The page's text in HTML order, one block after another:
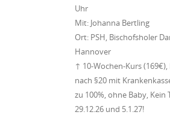
Uhr
Mit: Johanna Bertling
Ort: PSH, Bischofsholer
Hannover
↑ 10-Wochen-Kurs
nach §20 mit
zu 100%, ohne Baby, Kein
29.12.26 und 5.1.27!